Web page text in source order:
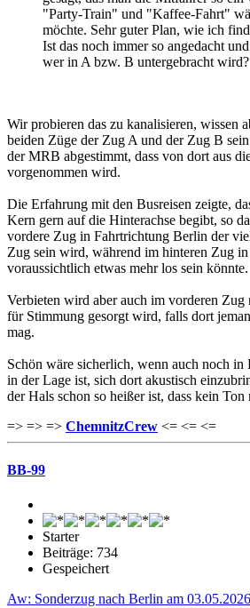
"Party-Train" und "Kaffee-Fahrt"
möchte. Sehr guter Plan, wie ich
Ist das noch immer so angedacht
wer in A bzw. B untergebracht wird?
Wir probieren das zu kanalisieren, wissen
beiden Züge der Zug A und der Zug B
der MRB abgestimmt, dass von dort aus
vorgenommen wird.
Die Erfahrung mit den Busreisen zeigte,
Kern gern auf die Hinterachse begibt, so
vordere Zug in Fahrtrichtung Berlin der
Zug sein wird, während im hinteren Zug
voraussichtlich etwas mehr los sein könnte.
Verbieten wird aber auch im vorderen Zug
für Stimmung gesorgt wird, falls dort
mag.
Schön wäre sicherlich, wenn auch noch
in der Lage ist, sich dort akustisch
der Hals schon so heißer ist, dass kein Ton
=> => => ChemnitzCrew <= <= <=
BB-99
Starter
Beiträge: 734
Gespeichert
Aw: Sonderzug nach Berlin am 03.05.2026